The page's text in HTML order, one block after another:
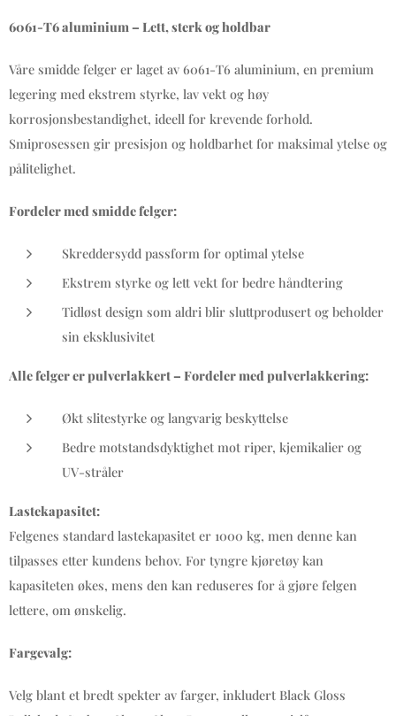
6061-T6 aluminium – Lett, sterk og holdbar
Våre smidde felger er laget av 6061-T6 aluminium, en premium
legering med ekstrem styrke, lav vekt og høy
korrosjonsbestandighet, ideell for krevende forhold.
Smiprosessen gir presisjon og holdbarhet for maksimal ytelse og
pålitelighet.
Fordeler med smidde felger:
Skreddersydd passform for optimal ytelse
Ekstrem styrke og lett vekt for bedre håndtering
Tidløst design som aldri blir sluttprodusert og beholder
sin eksklusivitet
Alle felger er pulverlakkert – Fordeler med pulverlakkering:
Økt slitestyrke og langvarig beskyttelse
Bedre motstandsdyktighet mot riper, kjemikalier og
UV-stråler
Lastekapasitet:
Felgenes standard lastekapasitet er 1000 kg, men denne kan
tilpasses etter kundens behov. For tyngre kjøretøy kan
kapasiteten økes, mens den kan reduseres for å gjøre felgen
lettere, om ønskelig.
Fargevalg:
Velg blant et bredt spekter av farger, inkludert Black Gloss